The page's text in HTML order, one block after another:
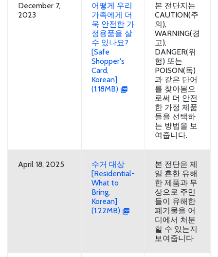
December 7,
2023
어떻게 우리
가족에게 더
욱 안전한 가
정용품을 살
수 있나요?
[Safe
Shopper's
Card,
Korean]
(1.18MB)
본 전단지는
CAUTION(주
의),
WARNING(경
고),
DANGER(위
험) 또는
POISON(독)
과 같은 단어
를 찾아봄으
로써 더 안전
한 가정 제품
들을 선택하
는 방법을 보
여줍니다.
April 18, 2025
수거 대상
[Residential-
What to
Bring,
Korean]
(1.22MB)
본 전단은 제
일 흔한 유해
한 제품과 무
상으로 주민
들이 유해한
폐기물을 어
디에서 처분
할 수 있는지
보여줍니다